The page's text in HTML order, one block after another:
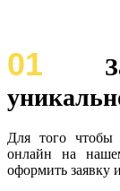
01
Для того чтобы
онлайн на
оформить заявку